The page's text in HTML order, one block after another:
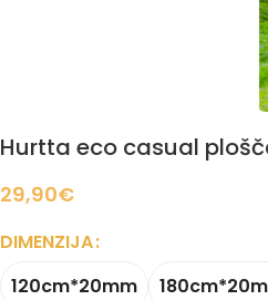
Hurtta eco casual
29,90€
DIMENZIJA
120cm*20mm